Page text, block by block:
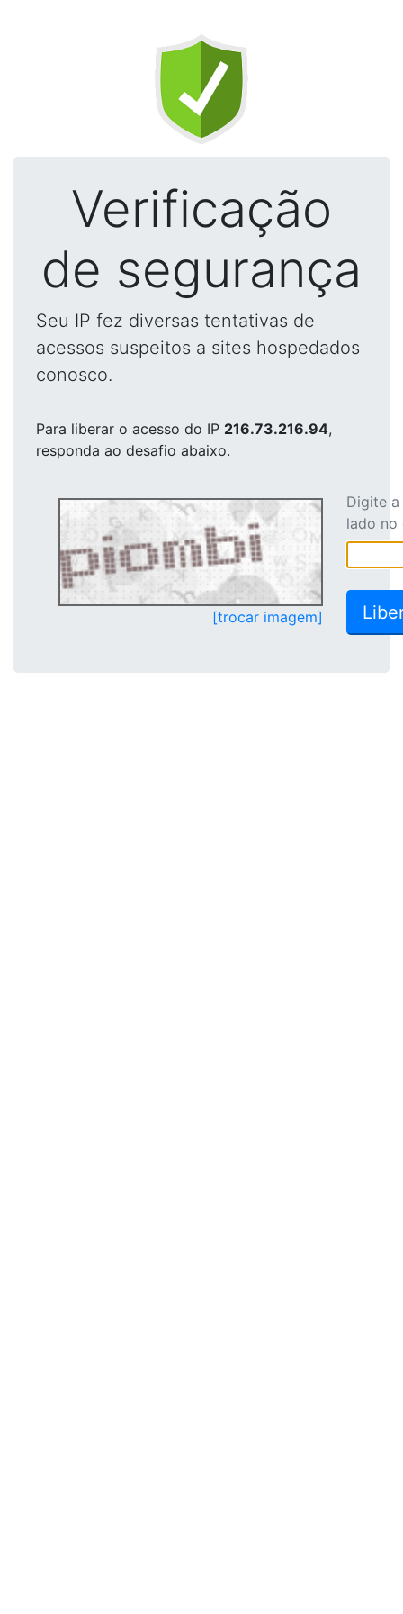
Verificação
de segurança
Seu IP fez diversas tentativas de
acessos suspeitos a sites hospedados
conosco.
Para liberar o acesso do IP 216.73.216.94,
responda ao desafio abaixo.
[trocar imagem]
Digite
lado no